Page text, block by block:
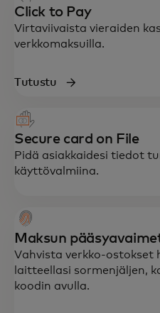
Click to Pay
Virtaviivaista vieraiden
verkkomaksuilla.
Tutustu
Secure card on File
Pidä asiakkaidesi tiedot
käyttövalmiina.
Maksun
Vahvista verkko-ostokset
laitteellasi sormenjäljen,
koodin avulla.